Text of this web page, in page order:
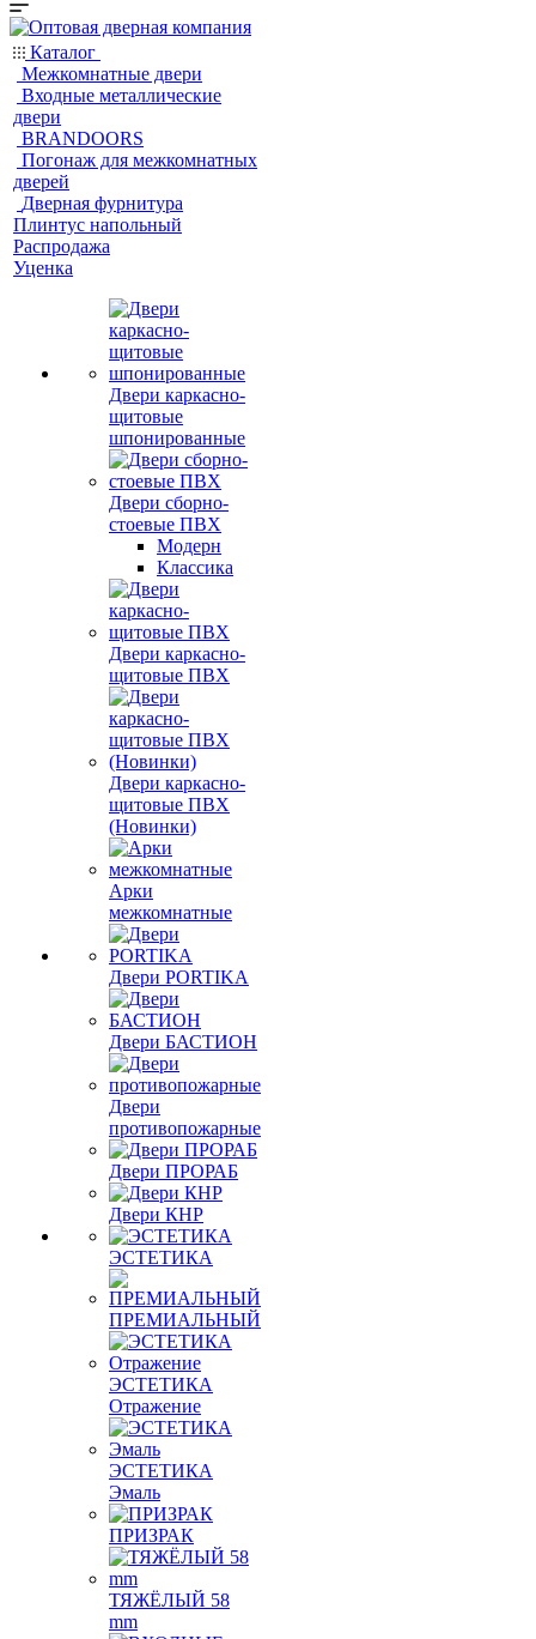
Каталог
Межкомнатные двери
Входные металлические
двери
BRANDOORS
Погонаж для межкомнатных
дверей
Дверная фурнитура
Плинтус напольный
Распродажа
Уценка
Двери каркасно-
щитовые
шпонированные
Двери сборно-
стоевые ПВХ
Модерн
Классика
Двери каркасно-
щитовые ПВХ
Двери каркасно-
щитовые ПВХ
(Новинки)
Арки
межкомнатные
Двери PORTIKA
Двери БАСТИОН
Двери
противопожарные
Двери ПРОРАБ
Двери КНР
ЭСТЕТИКА
ПРЕМИАЛЬНЫЙ
ЭСТЕТИКА
Отражение
ЭСТЕТИКА
Эмаль
ПРИЗРАК
ТЯЖЁЛЫЙ 58
mm